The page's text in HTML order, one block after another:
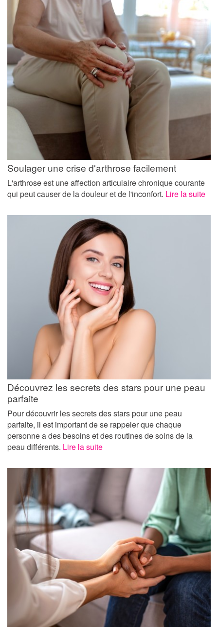
Soulager une crise d'arthrose facilement
L'arthrose est une affection articulaire chronique courante
qui peut causer de la douleur et de l'inconfort. Lire la suite
Découvrez les secrets des stars pour une peau
parfaite
Pour découvrir les secrets des stars pour une peau
parfaite, il est important de se rappeler que chaque
personne a des besoins et des routines de soins de la
peau différents. Lire la suite